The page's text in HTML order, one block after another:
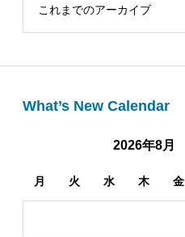
これまでのアーカイブ
What’s New Calendar
2026年8月
月 火 水 木 金